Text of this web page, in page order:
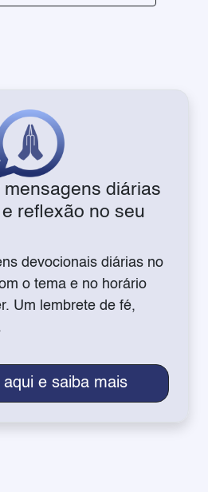
diárias
reflexão no seu
devocionais diárias no
o tema e no horário
Um lembrete de fé,
e saiba mais